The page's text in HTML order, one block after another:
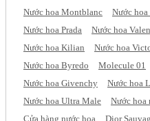
Nước hoa Montblanc
Nước
Nước hoa Prada
Nước hoa
Nước hoa Kilian
Nước hoa
Nước hoa Byredo
Molecule 01
Nước hoa Givenchy
Nước hoa
Nước hoa Ultra Male
Nước hoa
Cửa hàng nước hoa
Dior